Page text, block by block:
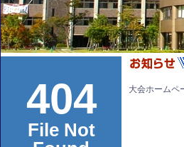
大会ホームペ